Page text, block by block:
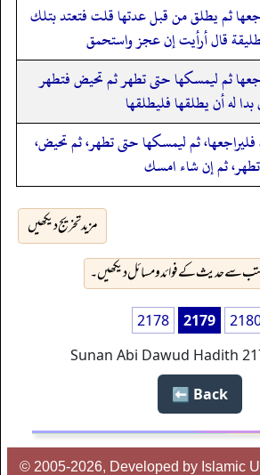
ثم يطلق من قبل عدتها قلت فتعتد بتلك
قال أرأيت إن عجز واستحمق
ثم ليمسكها حتى تطهر ثم تحيض فتطهر
بدا له أن يطلقها فليطلقها
فليراجعها، ثم ليمسكها حتى تطهر، ثم تحيض،
ثم إن شاء امسك
مزید تخریج دیکھیں
سے حدیث کے فوائد و مسائل دیکھیں۔
2178 2179
Sunan Abi Dawud Hadith
Back ⬅️
© 2005-2026, Developed by Islamic